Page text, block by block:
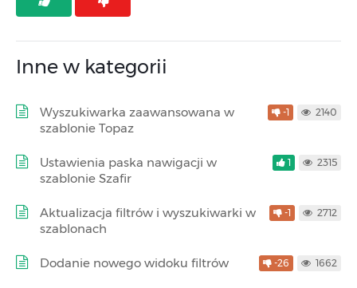
Inne w kategorii
Wyszukiwarka zaawansowana w
szablonie Topaz
-1 2140
Ustawienia paska nawigacji w
szablonie Szafir
1 2315
Aktualizacja filtrów i wyszukiwarki w
szablonach
-1 2712
Dodanie nowego widoku filtrów -26 1662